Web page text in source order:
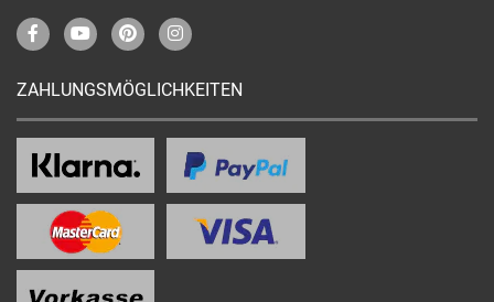
ZAHLUNGSMÖGLICHKEITEN